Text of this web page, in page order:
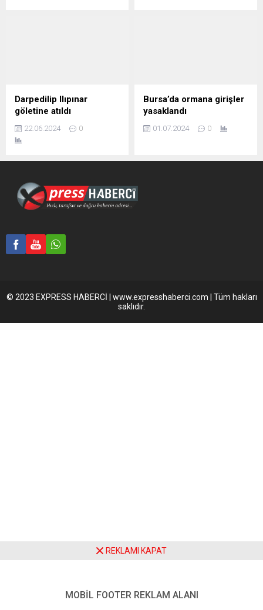
Darpedilip Ilıpınar
göletine atıldı
22.06.2024 0
Bursa’da ormana girişler
yasaklandı
01.07.2024 0
© 2023 EXPRESS HABERCİ | www.expresshaberci.com | Tüm hakları
saklıdır.
REKLAMI KAPAT
MOBİL FOOTER REKLAM ALANI